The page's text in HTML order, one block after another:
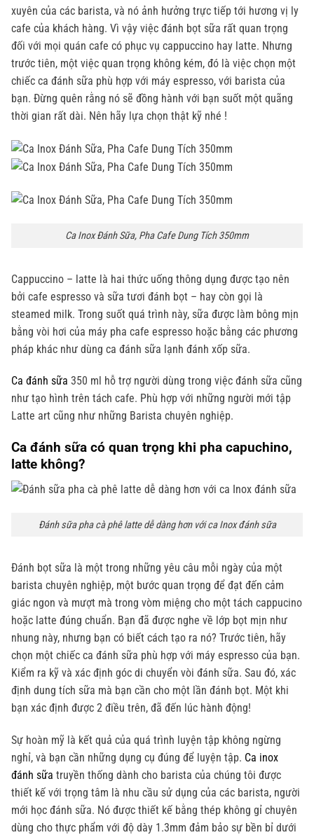
xuyên của các barista, và nó ảnh hưởng trực tiếp tới hương vị ly
cafe của khách hàng. Vì vậy việc đánh bọt sữa rất quan trọng
đối với mọi quán cafe có phục vụ cappuccino hay latte. Nhưng
trước tiên, một việc quan trọng không kém, đó là việc chọn một
chiếc ca đánh sữa phù hợp với máy espresso, với barista của
bạn. Đừng quên rằng nó sẽ đồng hành với bạn suốt một quãng
thời gian rất dài. Nên hãy lựa chọn thật kỹ nhé !
Ca Inox Đánh Sữa, Pha Cafe Dung Tích 350mm
Cappuccino – latte là hai thức uống thông dụng được tạo nên
bởi cafe espresso và sữa tươi đánh bọt – hay còn gọi là
steamed milk. Trong suốt quá trình này, sữa được làm bông mịn
bằng vòi hơi của máy pha cafe espresso hoặc bằng các phương
pháp khác như dùng ca đánh sữa lạnh đánh xốp sữa.
Ca đánh sữa 350 ml hỗ trợ người dùng trong việc đánh sữa cũng
như tạo hình trên tách cafe. Phù hợp với những người mới tập
Latte art cũng như những Barista chuyên nghiệp.
Ca đánh sữa có quan trọng khi pha capuchino,
latte không?
Đánh sữa pha cà phê latte dễ dàng hơn với ca Inox đánh sữa
Đánh bọt sữa là một trong những yêu câu mỗi ngày của một
barista chuyên nghiệp, một bước quan trọng để đạt đến cảm
giác ngon và mượt mà trong vòm miệng cho một tách cappucino
hoặc latte đúng chuẩn. Bạn đã được nghe về lớp bọt mịn như
nhung này, nhưng bạn có biết cách tạo ra nó? Trước tiên, hãy
chọn một chiếc ca đánh sữa phù hợp với máy espresso của bạn.
Kiểm ra kỹ và xác định góc di chuyển vòi đánh sữa. Sau đó, xác
định dung tích sữa mà bạn cần cho một lần đánh bọt. Một khi
bạn xác định được 2 điều trên, đã đến lúc hành động!
Sự hoàn mỹ là kết quả của quá trình luyện tập không ngừng
nghỉ, và bạn cần những dụng cụ đúng để luyện tập. Ca inox
đánh sữa truyền thống dành cho barista của chúng tôi được
thiết kế với trọng tâm là nhu cầu sử dụng của các barista, người
mới học đánh sữa. Nó được thiết kế bằng thép không gỉ chuyên
dùng cho thực phẩm với độ dày 1.3mm đảm bảo sự bền bỉ dưới